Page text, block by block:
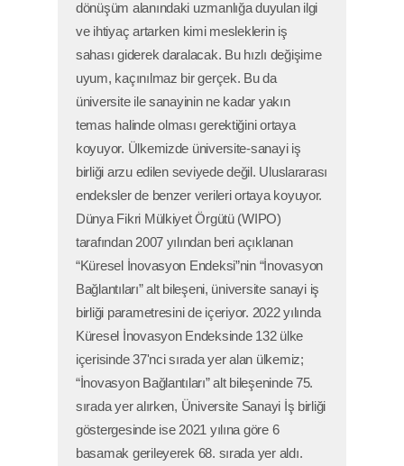
dönüşüm alanındaki uzmanlığa duyulan ilgi
ve ihtiyaç artarken kimi mesleklerin iş
sahası giderek daralacak. Bu hızlı değişime
uyum, kaçınılmaz bir gerçek. Bu da
üniversite ile sanayinin ne kadar yakın
temas halinde olması gerektiğini ortaya
koyuyor. Ülkemizde üniversite-sanayi iş
birliği arzu edilen seviyede değil. Uluslararası
endeksler de benzer verileri ortaya koyuyor.
Dünya Fikri Mülkiyet Örgütü (WIPO)
tarafından 2007 yılından beri açıklanan
“Küresel İnovasyon Endeksi”nin “İnovasyon
Bağlantıları” alt bileşeni, üniversite sanayi iş
birliği parametresini de içeriyor. 2022 yılında
Küresel İnovasyon Endeksinde 132 ülke
içerisinde 37'nci sırada yer alan ülkemiz;
“İnovasyon Bağlantıları” alt bileşeninde 75.
sırada yer alırken, Üniversite Sanayi İş birliği
göstergesinde ise 2021 yılına göre 6
basamak gerileyerek 68. sırada yer aldı.